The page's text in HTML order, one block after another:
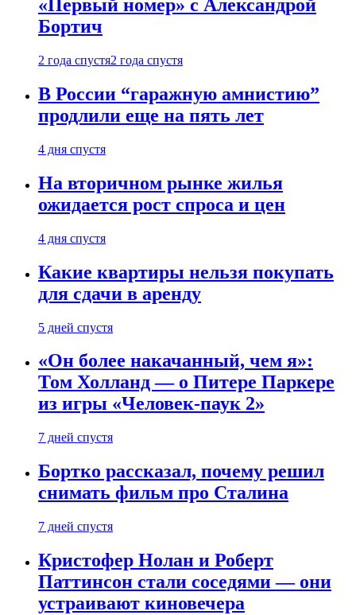
«Первый номер» с Александрой
Бортич
2 года спустя2 года спустя
В России “гаражную амнистию”
продлили еще на пять лет
4 дня спустя
На вторичном рынке жилья
ожидается рост спроса и цен
4 дня спустя
Какие квартиры нельзя покупать
для сдачи в аренду
5 дней спустя
«Он более накачанный, чем я»:
Том Холланд — о Питере Паркере
из игры «Человек-паук 2»
7 дней спустя
Бортко рассказал, почему решил
снимать фильм про Сталина
7 дней спустя
Кристофер Нолан и Роберт
Паттинсон стали соседями — они
устраивают киновечера